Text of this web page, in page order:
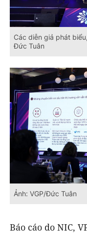
Các diễn giả phát
Đức Tuân
Ảnh: VGP/Đức Tuân
Báo cáo do NIC,